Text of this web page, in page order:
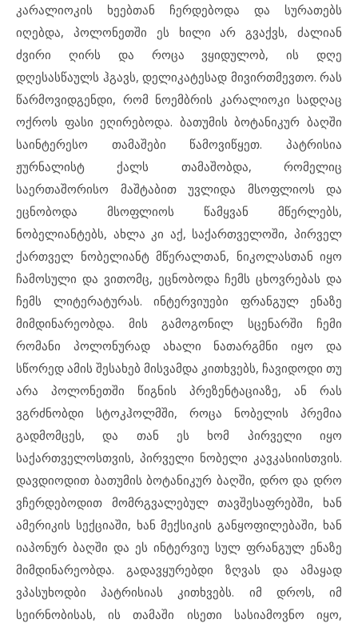
კარალიოკის ხეებთან ჩერდებოდა და სურათებს
იღებდა, პოლონეთში ეს ხილი არ გვაქვს, ძალიან
ძვირი ღირს და როცა ვყიდულობ, ის დღე
დღესასწაულს ჰგავს, დელიკატესად მივირთმევთო. რას
წარმოვიდგენდი, რომ ნოემბრის კარალიოკი სადღაც
ოქროს ფასი ეღირებოდა. ბათუმის ბოტანიკურ ბაღში
საინტერესო თამაშები წამოვიწყეთ. პატრისია
ჟურნალისტ ქალს თამაშობდა, რომელიც
საერთაშორისო მაშტაბით უვლიდა მსოფლიოს და
ეცნობოდა მსოფლიოს წამყვან მწერლებს,
ნობელიანტებს, ახლა კი აქ, საქართველოში, პირველ
ქართველ ნობელიანტ მწერალთან, ნიკოლასთან იყო
ჩამოსული და ვითომც, ეცნობოდა ჩემს ცხოვრებას და
ჩემს ლიტერატურას. ინტერვიუები ფრანგულ ენაზე
მიმდინარეობდა. მის გამოგონილ სცენარში ჩემი
რომანი პოლონურად ახალი ნათარგმნი იყო და
სწორედ ამის შესახებ მისვამდა კითხვებს, ჩავიდოდი თუ
არა პოლონეთში წიგნის პრეზენტაციაზე, ან რას
ვგრძნობდი სტოკჰოლმში, როცა ნობელის პრემია
გადმომცეს, და თან ეს ხომ პირველი იყო
საქართველოსთვის, პირველი ნობელი კავკასიისთვის.
დავდიოდით ბათუმის ბოტანიკურ ბაღში, დრო და დრო
ვჩერდებოდით მომრგვალებულ თავშესაფრებში, ხან
ამერიკის სექციაში, ხან მექსიკის განყოფილებაში, ხან
იაპონურ ბაღში და ეს ინტერვიუ სულ ფრანგულ ენაზე
მიმდინარეობდა. გადავყურებდი ზღვას და ამაყად
ვპასუხოდბი პატრისიას კითხვებს. იმ დროს, იმ
სეირნობისას, ის თამაში ისეთი სასიამოვნო იყო,